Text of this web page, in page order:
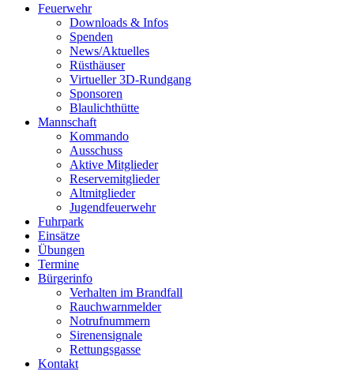
Feuerwehr
Downloads & Infos
Spenden
News/Aktuelles
Rüsthäuser
Virtueller 3D-Rundgang
Sponsoren
Blaulichthütte
Mannschaft
Kommando
Ausschuss
Aktive Mitglieder
Reservemitglieder
Altmitglieder
Jugendfeuerwehr
Fuhrpark
Einsätze
Übungen
Termine
Bürgerinfo
Verhalten im Brandfall
Rauchwarnmelder
Notrufnummern
Sirenensignale
Rettungsgasse
Kontakt